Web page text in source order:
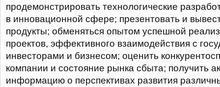
продемонстрировать технологические
в инновационной сфере; презентовать и
продукты; обменяться опытом успешной
проектов, эффективного взаимодействия с
инвесторами и бизнесом; оценить
компании и состояние рынка сбыта; получить
информацию о перспективах развития